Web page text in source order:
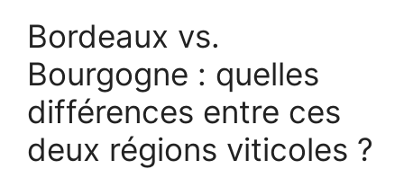
Bordeaux vs.
Bourgogne : quelles
différences entre ces
deux régions viticoles ?